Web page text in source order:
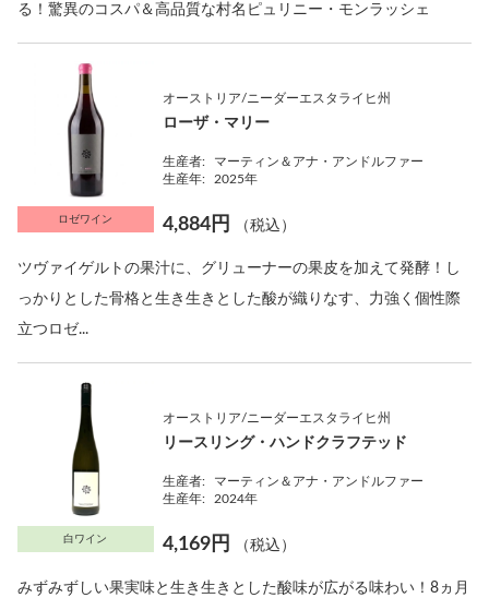
る！驚異のコスパ＆高品質な村名ピュリニー・モンラッシェ
ロゼワイン
オーストリア/ニーダーエスタライヒ州
ローザ・マリー
生産者:
マーティン＆アナ・アンドルファー
生産年:
2025年
4,884円 （税込）
ツヴァイゲルトの果汁に、グリューナーの果皮を加えて発酵！し
っかりとした骨格と生き生きとした酸が織りなす、力強く個性際
立つロゼ...
白ワイン
オーストリア/ニーダーエスタライヒ州
リースリング・ハンドクラフテッド
生産者:
マーティン＆アナ・アンドルファー
生産年:
2024年
4,169円 （税込）
みずみずしい果実味と生き生きとした酸味が広がる味わい！8ヵ月